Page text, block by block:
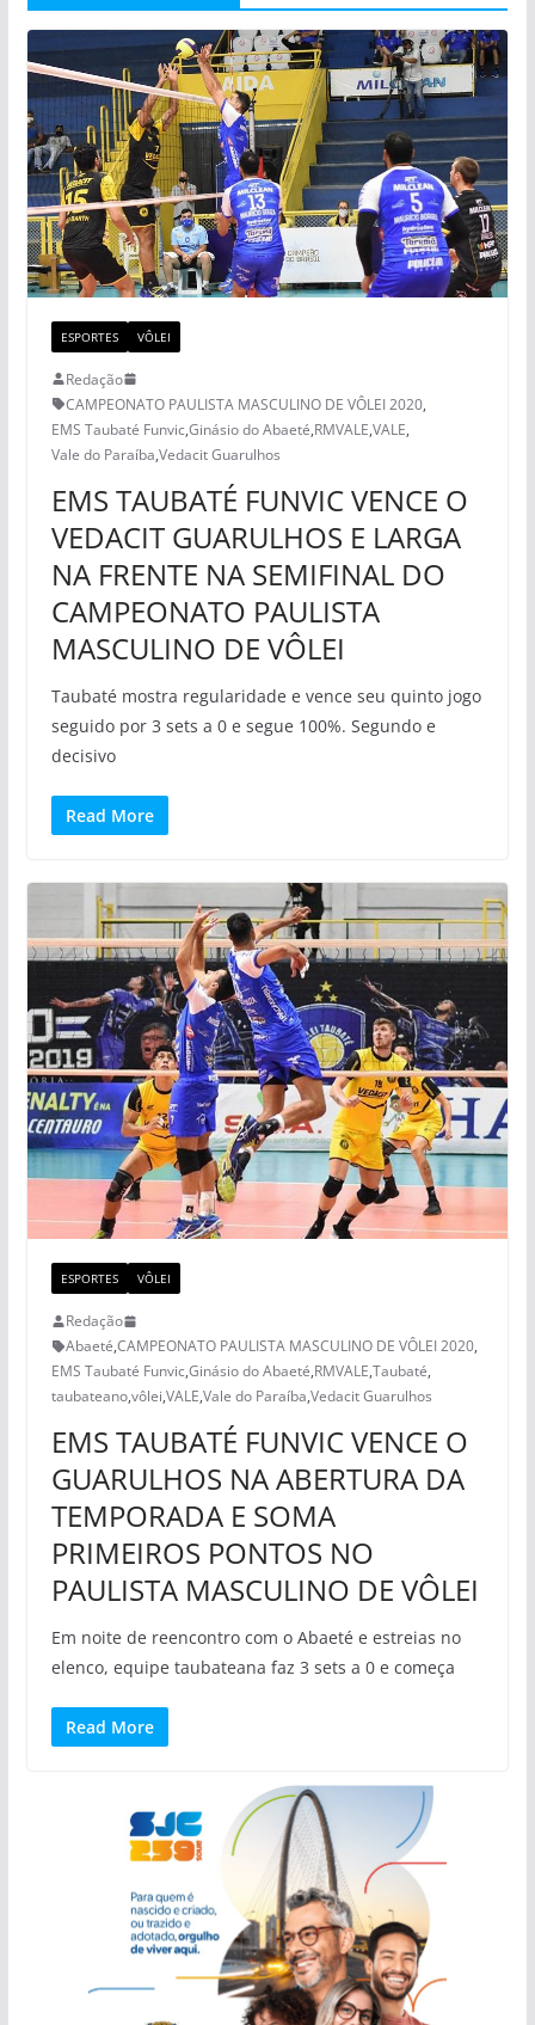
ESPORTES VÔLEI
Redação
CAMPEONATO PAULISTA MASCULINO DE VÔLEI 2020,
EMS Taubaté Funvic,Ginásio do Abaeté,RMVALE,VALE,
Vale do Paraíba,Vedacit Guarulhos
EMS TAUBATÉ FUNVIC VENCE O
VEDACIT GUARULHOS E LARGA
NA FRENTE NA SEMIFINAL DO
CAMPEONATO PAULISTA
MASCULINO DE VÔLEI
Taubaté mostra regularidade e vence seu quinto jogo
seguido por 3 sets a 0 e segue 100%. Segundo e
decisivo
Read More
ESPORTES VÔLEI
Redação
Abaeté,CAMPEONATO PAULISTA MASCULINO DE VÔLEI 2020,
EMS Taubaté Funvic,Ginásio do Abaeté,RMVALE,Taubaté,
taubateano,vôlei,VALE,Vale do Paraíba,Vedacit Guarulhos
EMS TAUBATÉ FUNVIC VENCE O
GUARULHOS NA ABERTURA DA
TEMPORADA E SOMA
PRIMEIROS PONTOS NO
PAULISTA MASCULINO DE VÔLEI
Em noite de reencontro com o Abaeté e estreias no
elenco, equipe taubateana faz 3 sets a 0 e começa
Read More